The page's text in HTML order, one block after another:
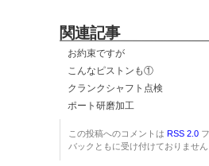
関連記事
お約束ですが
こんなピストンも①
クランクシャフト点検
ポート研磨加工
この投稿へのコメントはRSS 2.0
バックともに受け付けておりませ